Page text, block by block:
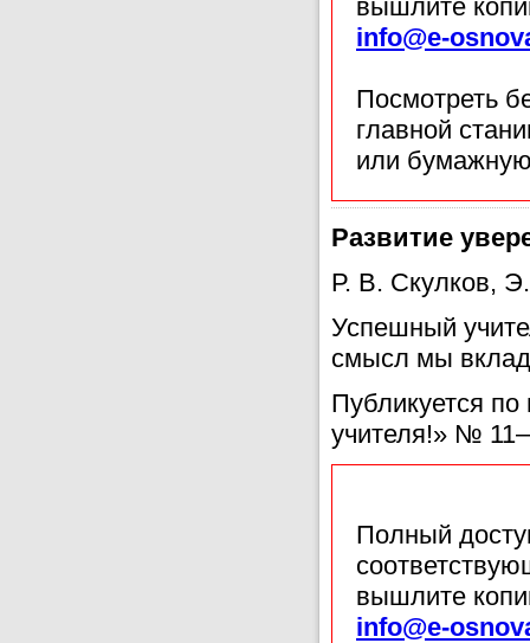
вышлите
info@e-
Посмотреть
главной
или
Развитие
Р. В. Скулков,
Успешный
смысл мы
Публикуется
учителя!» №
Полный
вышлите
info@e-